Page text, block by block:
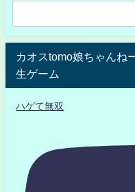
カオスtomo娘ちゃんね
生ゲーム
ハゲて無双